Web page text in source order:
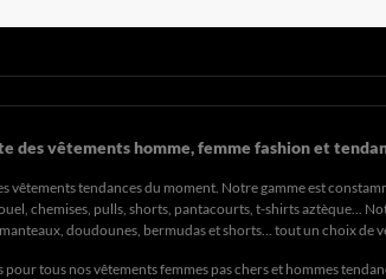
des vêtements homme, femme fashion et
vêtements tendances du moment. Notre gamme est
chemises, pulls, shorts, pantacourts, t-shirts aztèque...
doudounes, bermudas et shorts… tout un choix de
pour tous nosvêtements femmes pas cherset hommes